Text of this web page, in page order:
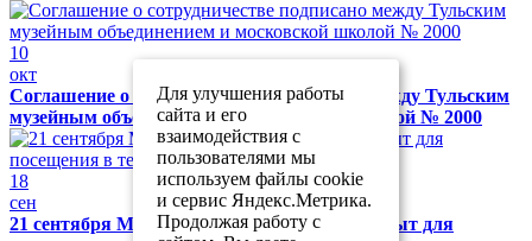
10
окт
Соглашение о сотрудничестве подписано между Тульским
музейным объединением и московской школой № 2000
18
сен
21 сентября Музей обороны Тулы будет закрыт для
Для улучшения работы
сайта и его
взаимодействия с
пользователями мы
используем файлы cookie
и сервис Яндекс.Метрика.
Продолжая работу с